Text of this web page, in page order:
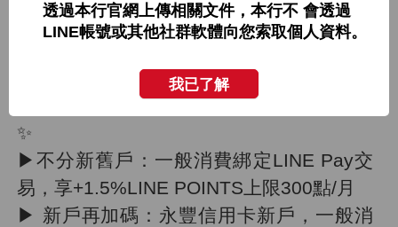
活動期間：2026/7/1-12/31
LINE POINTS 無上限
✨DAWAY GO等級專屬LINE Pay加碼回饋
✨
▶不分新舊戶：一般消費綁定LINE Pay交
易，享+1.5%LINE POINTS上限300點/月
▶ 新戶再加碼：永豐信用卡新戶，一般消
透過本行官網上傳相關文件，本行不 會透過
LINE帳號或其他社群軟體向您索取個人資料。
我已了解